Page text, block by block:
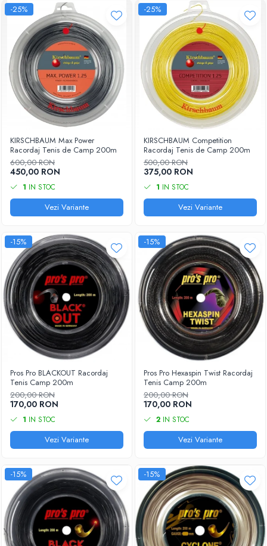
-25%
KIRSCHBAUM Max Power
Racordaj Tenis de Camp 200m
600,00 RON
450,00 RON
1 IN STOC
Vezi Variante
-25%
KIRSCHBAUM Competition
Racordaj Tenis de Camp 200m
500,00 RON
375,00 RON
1 IN STOC
Vezi Variante
-15%
Pros Pro BLACKOUT Racordaj
Tenis Camp 200m
200,00 RON
170,00 RON
1 IN STOC
Vezi Variante
-15%
Pros Pro Hexaspin Twist Racordaj
Tenis Camp 200m
200,00 RON
170,00 RON
2 IN STOC
Vezi Variante
-15% -15%